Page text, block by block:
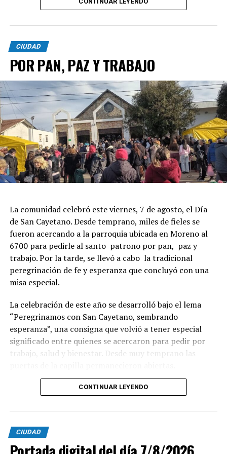
CIUDAD
POR PAN, PAZ Y TRABAJO
La comunidad celebró este viernes, 7 de agosto, el Día
de San Cayetano. Desde temprano, miles de fieles se
fueron acercando a la parroquia ubicada en Moreno al
6700 para pedirle al santo patrono por pan, paz y
trabajo. Por la tarde, se llevó a cabo la tradicional
peregrinación de fe y esperanza que concluyó con una
misa especial.
La celebración de este año se desarrolló bajo el lema
“Peregrinamos con San Cayetano, sembrando
esperanza”, una consigna que volvió a tener especial
significado entre quienes se acercaron para pedir por
trabajo, salud y bienestar. Desde muy temprano las
La imagen del santo salió del santuario de Moreno al
6700 y fue acompañada por una multitud que recorrió
las calles del barrio. Grandes, jóvenes y niños y fieles se
sumaron al recorrido con banderas, espigas y distintas
expresiones de fe.
CONTINUAR LEYENDO
CIUDAD